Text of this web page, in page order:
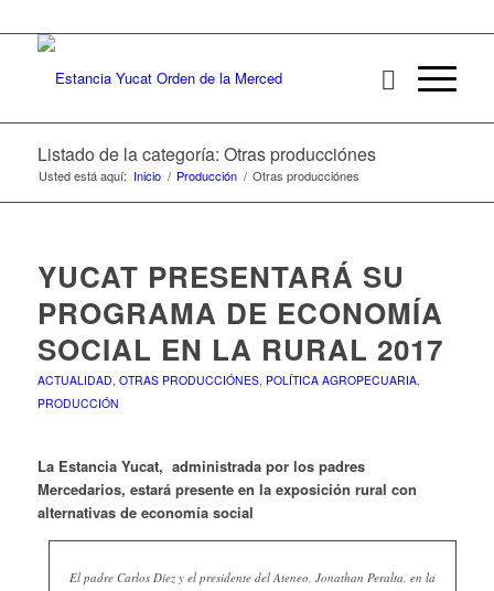
Listado de la categoría: Otras producciónes
Usted está aquí: Inicio / Producción / Otras producciónes
YUCAT PRESENTARÁ SU
PROGRAMA DE ECONOMÍA
SOCIAL EN LA RURAL 2017
ACTUALIDAD, OTRAS PRODUCCIÓNES, POLÍTICA AGROPECUARIA,
PRODUCCIÓN
La Estancia Yucat, administrada por los padres
Mercedarios, estará presente en la exposición rural con
alternativas de economía social
El padre Carlos Diez y el presidente del Ateneo, Jonathan Peralta, en la